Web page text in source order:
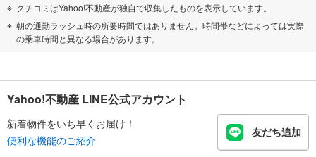
クチコミはYahoo!不動産が独自で収集したものを表示しています。
朝の通勤ラッシュ時の所要時間ではありません。時間帯などによっては実際
の乗車時間と異なる場合があります。
Yahoo!不動産 LINE公式アカウント
新着物件をいち早くお届け！
便利な機能のご紹介
友だち追加